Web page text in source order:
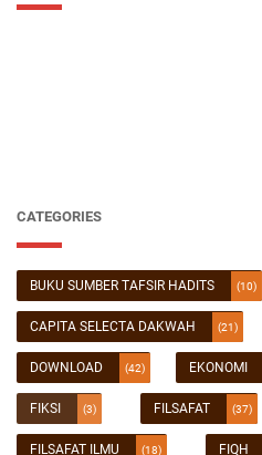
CATEGORIES
BUKU SUMBER TAFSIR HADITS (10)
CAPITA SELECTA DAKWAH (21)
DOWNLOAD (42) EKONOMI
FIKSI (3) FILSAFAT (37)
FILSAFAT ILMU (18) FIQH